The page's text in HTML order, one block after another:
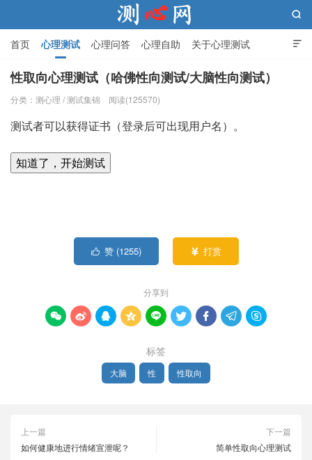

首页 心理测试 心理问答 心理自助 关于心理测试

性取向心理测试（哈佛性向测试/大脑性向测试）
分类： 测心理 /测试集锦 阅读(125570)
测试者可以获得证书（登录后可出现用户名）。
知道了，开始测试
 赞 (1255)  打赏
分享到
        
标签
大脑 性 性取向
上一篇
如何健康地进行情绪宣泄呢？
下一篇
简单性取向心理测试